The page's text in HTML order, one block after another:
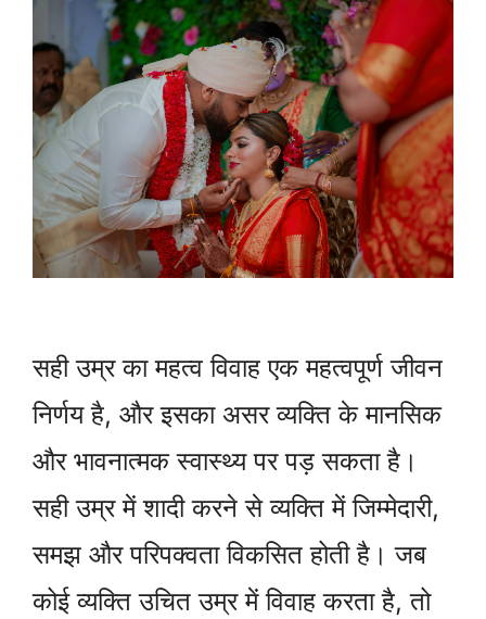
सही उम्र का महत्व विवाह एक महत्वपूर्ण जीवन
निर्णय है, और इसका असर व्यक्ति के मानसिक
और भावनात्मक स्वास्थ्य पर पड़ सकता है।
सही उम्र में शादी करने से व्यक्ति में जिम्मेदारी,
समझ और परिपक्वता विकसित होती है। जब
कोई व्यक्ति उचित उम्र में विवाह करता है, तो